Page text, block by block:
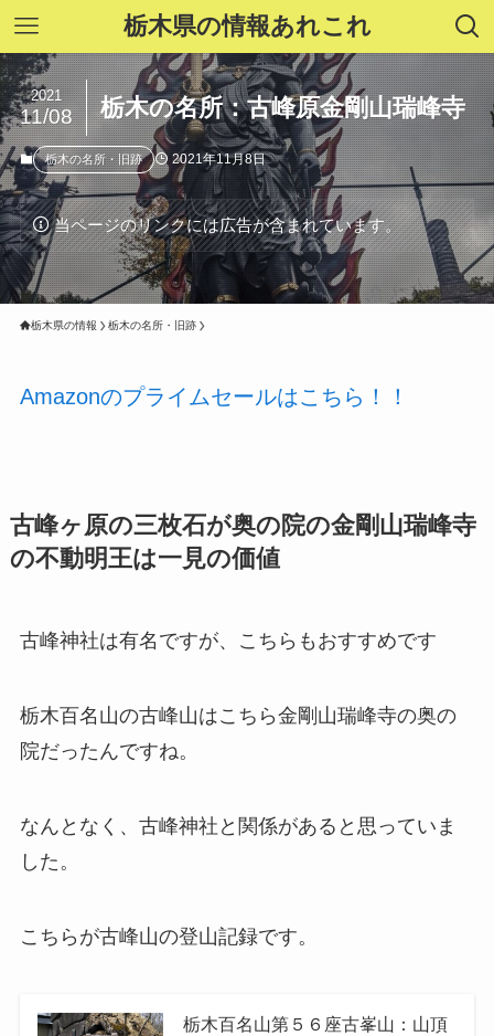
栃木県の情報あれこれ
栃木の名所：古峰原金剛山瑞峰寺
2021
11/08
栃木の名所・旧跡 2021年11月8日
当ページのリンクには広告が含まれています。
栃木県の情報 栃木の名所・旧跡
Amazonのプライムセールはこちら！！
古峰ヶ原の三枚石が奥の院の金剛山瑞峰寺
の不動明王は一見の価値
古峰神社は有名ですが、こちらもおすすめです
栃木百名山の古峰山はこちら金剛山瑞峰寺の奥の
院だったんですね。
なんとなく、古峰神社と関係があると思っていま
した。
こちらが古峰山の登山記録です。
栃木百名山第５６座古峯山：山頂